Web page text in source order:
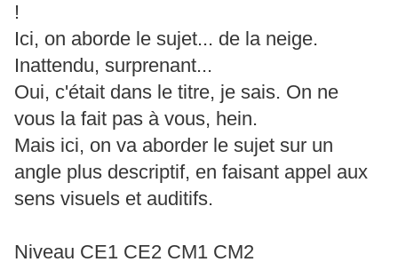
!
Ici, on aborde le sujet... de la neige.
Inattendu, surprenant...
Oui, c'était dans le titre, je sais. On ne
vous la fait pas à vous, hein.
Mais ici, on va aborder le sujet sur un
angle plus descriptif, en faisant appel aux
sens visuels et auditifs.
Niveau CE1 CE2 CM1 CM2